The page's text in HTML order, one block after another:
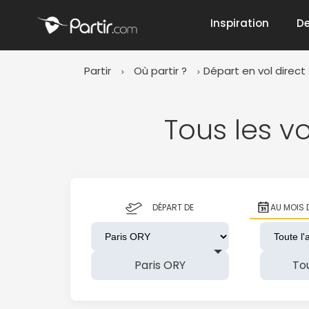
Inspiration
Partir Où partir ? Départ en vol direct
Tous les
DÉPART DE
Paris ORY
AU MOIS
Janvier
Octobre
✨ Envies